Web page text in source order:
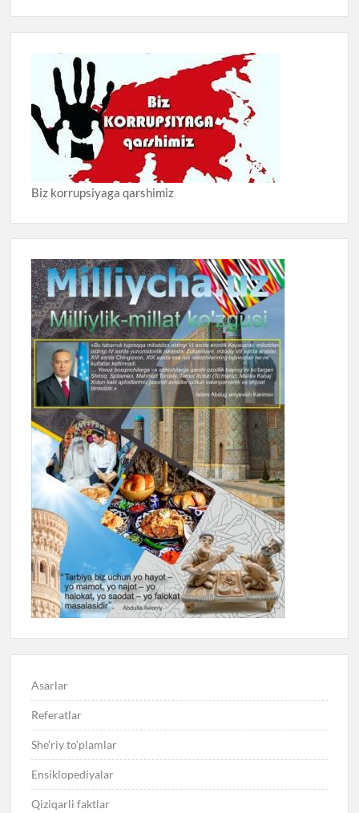
Biz korrupsiyaga qarshimiz
Asarlar
Referatlar
She’riy to’plamlar
Ensiklopediyalar
Qiziqarli faktlar